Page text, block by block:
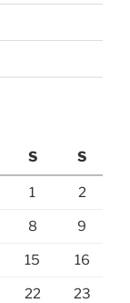
S S
1 2
8 9
15 16
22 23